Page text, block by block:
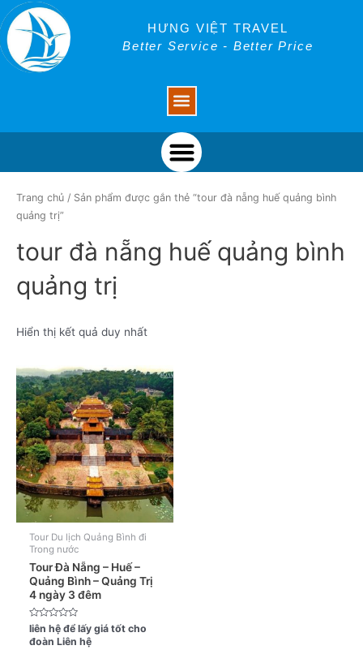
Skip
to
content
HƯNG VIỆT TRAVEL
Better Service - Better Price
Menu
Trang chủ / Sản phẩm được gắn thẻ “tour đà nẵng huế quảng bình
quảng trị”
tour đà nẵng huế quảng bình
quảng trị
Hiển thị kết quả duy nhất
Tour Du lịch Quảng Bình đi
Trong nước
Tour Đà Nẵng – Huế –
Quảng Bình – Quảng Trị
4 ngày 3 đêm
Được
xếp
hạng
liên hệ để lấy giá tốt cho
đoàn Liên hệ